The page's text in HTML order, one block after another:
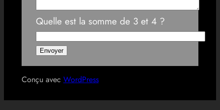
Quelle est la somme de 3 et 4 ?
Conçu avec WordPress